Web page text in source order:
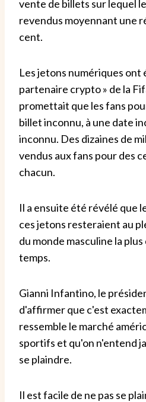
vente de billets sur lequel
revendus moyennant une
cent.
Les jetons numériques ont
partenaire crypto » de la
promettait que les fans
billet inconnu, à une date
inconnu. Des dizaines de
vendus aux fans pour des
chacun.
Il a ensuite été révélé que
ces jetons resteraient au
du monde masculine la
temps.
Gianni Infantino, le
d'affirmer que c'est
ressemble le marché
sportifs et qu'on n'entend
se plaindre.
Il est facile de ne pas se